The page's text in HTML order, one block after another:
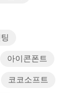
아이콘폰트
코코소프트